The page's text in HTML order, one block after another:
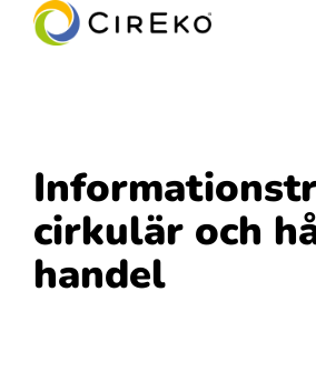
cirkulär och
handel